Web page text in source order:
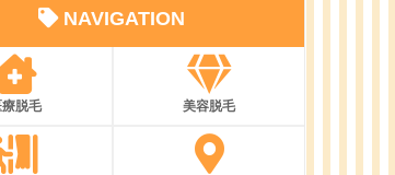
NAVIGATION
療脱毛 美容脱毛